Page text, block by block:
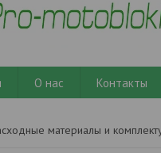
О нас Контакты
материалы и